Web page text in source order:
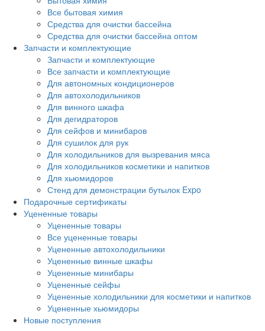
Все бытовая химия
Средства для очистки бассейна
Средства для очистки бассейна оптом
Запчасти и комплектующие
Запчасти и комплектующие
Все запчасти и комплектующие
Для автономных кондиционеров
Для автохолодильников
Для винного шкафа
Для дегидраторов
Для сейфов и минибаров
Для сушилок для рук
Для холодильников для вызревания мяса
Для холодильников косметики и напитков
Для хьюмидоров
Стенд для демонстрации бутылок Expo
Подарочные сертификаты
Уцененные товары
Уцененные товары
Все уцененные товары
Уцененные автохолодильники
Уцененные винные шкафы
Уцененные минибары
Уцененные сейфы
Уцененные холодильники для косметики и напитков
Уцененные хьюмидоры
Новые поступления